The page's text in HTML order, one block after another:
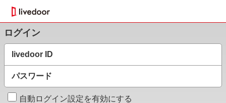
ログイン
livedoor ID
パスワード
自動ログイン設定を有効にする